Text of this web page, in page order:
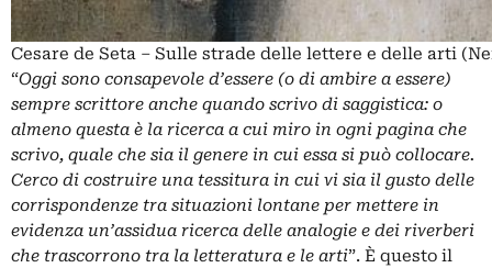
Cesare de Seta – Sulle strade delle lettere e delle arti
“Oggi sono consapevole d’essere (o di ambire a essere)
sempre scrittore anche quando scrivo di saggistica: o
almeno questa è la ricerca a cui miro in ogni pagina che
scrivo, quale che sia il genere in cui essa si può collocare.
Cerco di costruire una tessitura in cui vi sia il gusto delle
corrispondenze tra situazioni lontane per mettere in
evidenza un’assidua ricerca delle analogie e dei riverberi
che trascorrono tra la letteratura e le arti”. È questo il